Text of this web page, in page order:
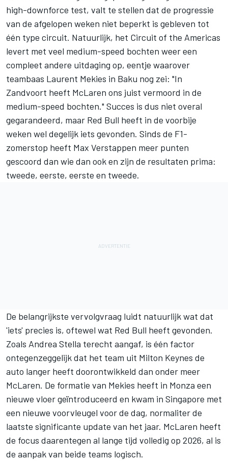
high-downforce test, valt te stellen dat de progressie
van de afgelopen weken niet beperkt is gebleven tot
één type circuit. Natuurlijk, het Circuit of the Americas
levert met veel medium-speed bochten weer een
compleet andere uitdaging op, eentje waarover
teambaas Laurent Mekies in Baku nog zei: "In
Zandvoort heeft McLaren ons juist vermoord in de
medium-speed bochten." Succes is dus niet overal
gegarandeerd, maar Red Bull heeft in de voorbije
weken wel degelijk iets gevonden. Sinds de F1-
zomerstop heeft Max Verstappen meer punten
gescoord dan wie dan ook en zijn de resultaten prima:
tweede, eerste, eerste en tweede.
De belangrijkste vervolgvraag luidt natuurlijk wat dat
'iets' precies is, oftewel wat Red Bull heeft gevonden.
Zoals Andrea Stella terecht aangaf, is één factor
ontegenzeggelijk dat het team uit Milton Keynes de
auto langer heeft doorontwikkeld dan onder meer
McLaren. De formatie van Mekies heeft in Monza een
nieuwe vloer geïntroduceerd en kwam in Singapore met
een nieuwe voorvleugel voor de dag, normaliter de
laatste significante update van het jaar. McLaren heeft
de focus daarentegen al lange tijd volledig op 2026, al is
de aanpak van beide teams logisch.